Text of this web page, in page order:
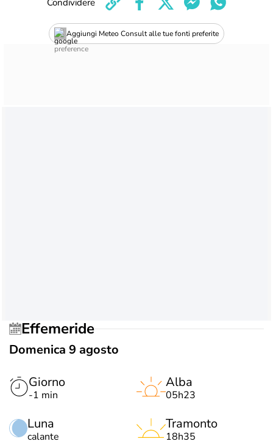
Aggiungi Meteo Consult alle tue fonti preferite
Condividere
Effemeride
Domenica 9 agosto
Giorno
-1 min
Luna
calante
Alba
05h23
Tramonto
18h35